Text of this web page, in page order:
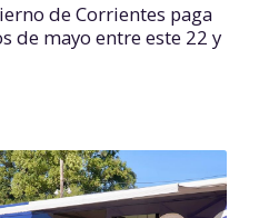
de Corrientes paga
de mayo entre este 22 y